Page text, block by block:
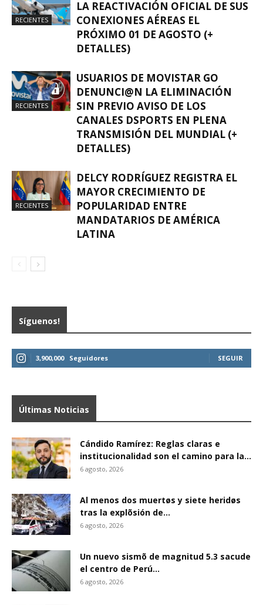
RECIENTES
LA REACTIVACIÓN OFICIAL DE SUS
CONEXIONES AÉREAS EL
PRÓXIMO 01 DE AGOSTO (+
DETALLES)
RECIENTES
USUARIOS DE MOVISTAR GO
DENUNCI@N LA ELIMINACIÓN
SIN PREVIO AVISO DE LOS
CANALES DSPORTS EN PLENA
TRANSMISIÓN DEL MUNDIAL (+
DETALLES)
RECIENTES
DELCY RODRÍGUEZ REGISTRA EL
MAYOR CRECIMIENTO DE
POPULARIDAD ENTRE
MANDATARIOS DE AMÉRICA
LATINA
Síguenos!
3,900,000 Seguidores SEGUIR
Últimas Noticias
Cándido Ramírez: Reglas claras e
institucionalidad son el camino para la...
6 agosto, 2026
Al menos dos muertøs y siete heridøs
tras la explõsión de...
6 agosto, 2026
Un nuevo sismõ de magnitud 5.3 sacude
el centro de Perú...
6 agosto, 2026